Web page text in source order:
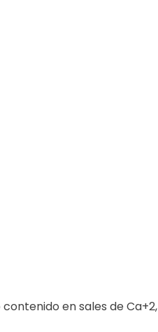
en sales de Ca+2,